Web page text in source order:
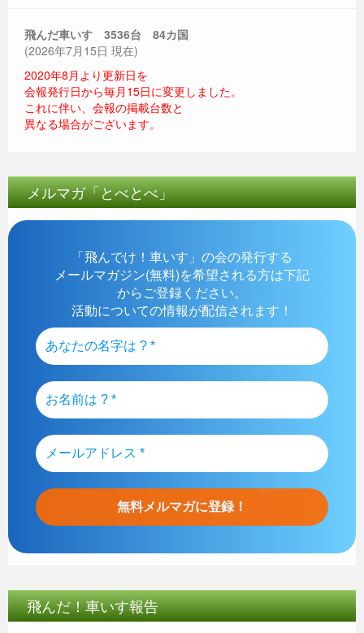
飛んだ車いす 3536台 84カ国
(2026年7月15日 現在)
2020年8月より更新日を
会報発行日から毎月15日に変更しました。
これに伴い、会報の掲載台数と
異なる場合がございます。
メルマガ「とべとべ」
「飛んでけ！車いす」の会の発行する
メールマガジン(無料)を希望される方は下記
からご登録ください。
活動についての情報が配信されます！
飛んだ！車いす報告